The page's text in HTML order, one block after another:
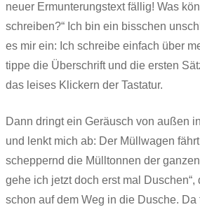
neuer Ermunterungstext fällig! Was
schreiben?“ Ich bin ein bisschen
es mir ein: Ich schreibe einfach über
tippe die Überschrift und die ersten
das leises Klickern der Tastatur.
Dann dringt ein Geräusch von außen
und lenkt mich ab: Der Müllwagen
scheppernd die Mülltonnen der
gehe ich jetzt doch erst mal Duschen“,
schon auf dem Weg in die Dusche. Da